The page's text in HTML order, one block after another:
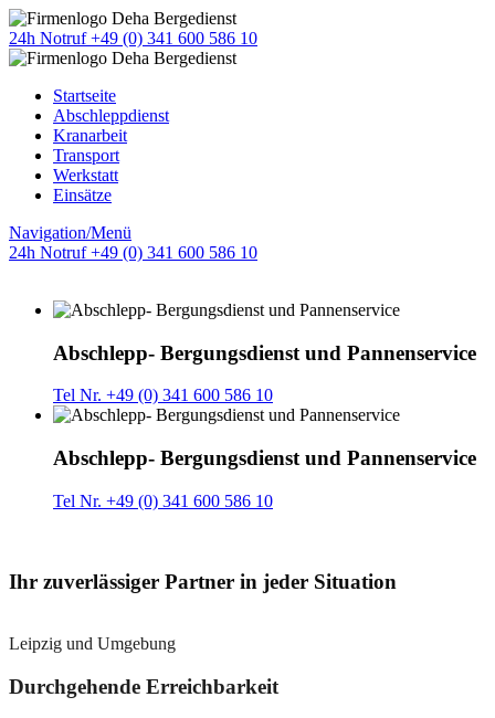
24h Notruf +49 (0) 341 600 586 10
Startseite
Abschleppdienst
Kranarbeit
Transport
Werkstatt
Einsätze
Navigation/Menü
24h Notruf +49 (0) 341 600 586 10
Abschlepp- Bergungsdienst und Pannenservice
Tel Nr. +49 (0) 341 600 586 10
Abschlepp- Bergungsdienst und Pannenservice
Tel Nr. +49 (0) 341 600 586 10
Ihr zuverlässiger Partner in jeder Situation
Leipzig und Umgebung
Durchgehende Erreichbarkeit